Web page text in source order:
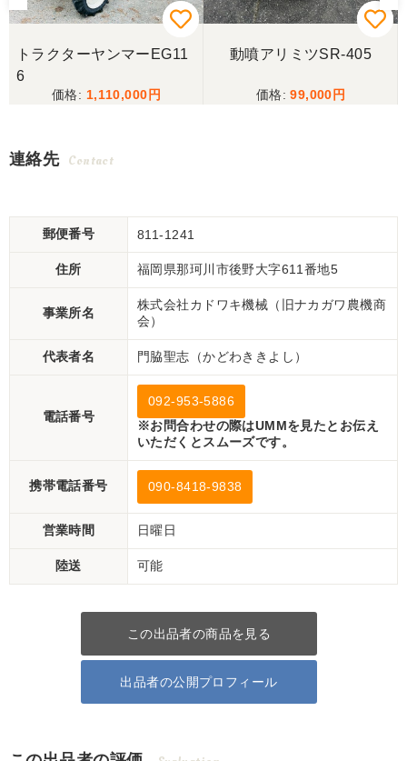
トラクターヤンマーEG11
6
1,110,000
動噴アリミツSR-405
99,000
連絡先 Contact
郵便番号 811-1241
住所 福岡県那珂川市後野大字611番地5
事業所名
株式会社カドワキ機械（旧ナカガワ農機商
会）
代表者名 門脇聖志（かどわききよし）
電話番号
092-953-5886
※お問合わせの際はUMMを見たとお伝え
いただくとスムーズです。
携帯電話番号 090-8418-9838
営業時間 日曜日
陸送 可能
この出品者の商品を見る
出品者の公開プロフィール